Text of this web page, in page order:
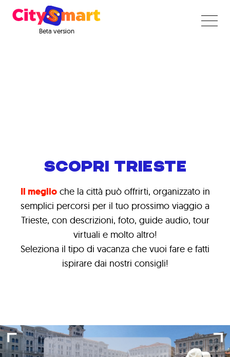
Beta version
SCOPRI TRIESTE
Il meglioche la città può offrirti, organizzato in
semplici percorsi per il tuo prossimo viaggio a
Trieste, con descrizioni, foto, guide audio, tour
virtuali e molto altro!
Seleziona il tipo di vacanza che vuoi fare e fatti
ispirare dai nostri consigli!